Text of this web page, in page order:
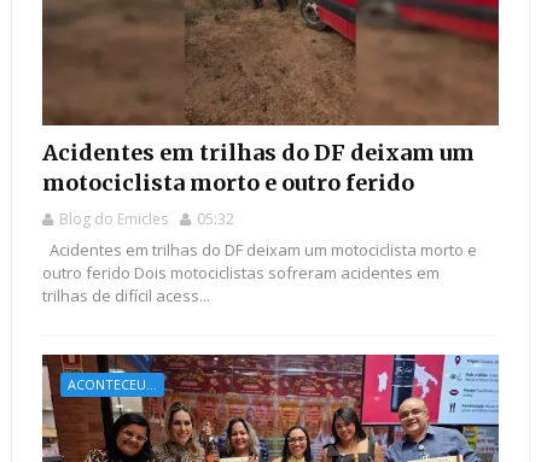
Acidentes em trilhas do DF deixam um
motociclista morto e outro ferido
Blog do Emicles 05:32
Acidentes em trilhas do DF deixam um motociclista morto e
outro ferido Dois motociclistas sofreram acidentes em
trilhas de difícil acess...
ACONTECEU...